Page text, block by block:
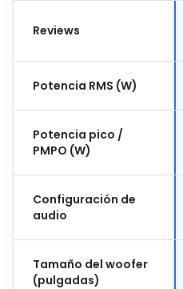
Reviews
Potencia RMS (W)
Potencia pico /
PMPO (W)
Configuración de
audio
Tamaño del woofer
(pulgadas)